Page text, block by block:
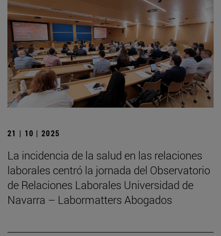
21 | 10 | 2025
La incidencia de la salud en las relaciones
laborales centró la jornada del Observatorio
de Relaciones Laborales Universidad de
Navarra – Labormatters Abogados